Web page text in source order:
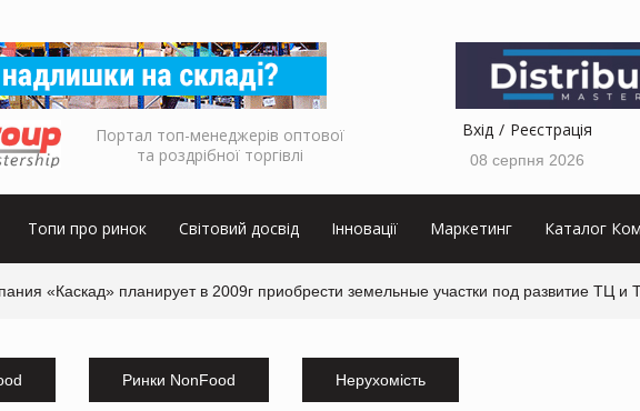
Портал топ-менеджерів оптової
та роздрібної торгівлі
Вхід Реєстрація
08 серпня 2026
Топи про ринок Світовий досвід Інновації Маркетинг Каталог
«Каскад» планирует в 2009г приобрести земельные участки под развитие ТЦ и
Ринки NonFood Нерухомість